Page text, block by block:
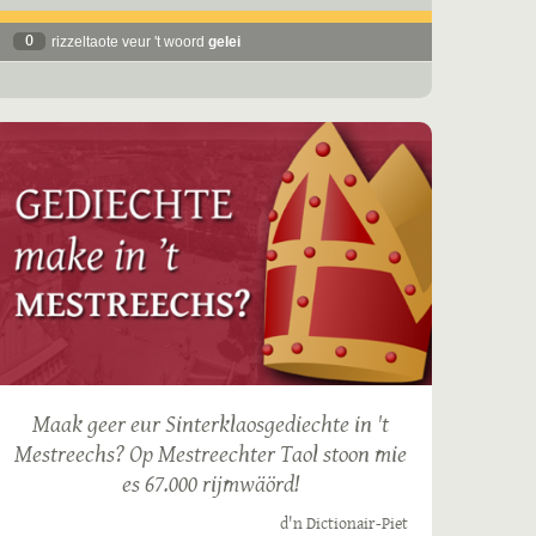
0 rizzeltaote veur 't woord gelei
Maak geer eur Sinterklaosgediechte in 't
Mestreechs? Op Mestreechter Taol stoon mie
es 67.000 rijmwäörd!
d'n Dictionair-Piet